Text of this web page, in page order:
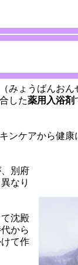
みょうばんおん
した薬用入浴剤
ンケアから健康
別府
なり
沈殿
から
て作